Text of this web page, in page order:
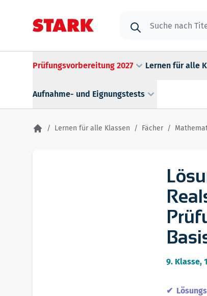
Prüfungsvorbereitung 2027 Lernen für alle
Aufnahme- und Eignungstests
/ Lernen für alle Klassen / Fächer /
9. Klasse,